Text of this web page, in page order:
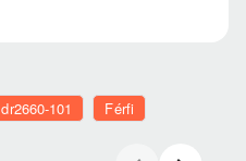
dr2660-101 Férfi